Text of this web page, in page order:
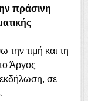
πράσινη
την τιμή και τη
Άργος
εκδήλωση, σε
.